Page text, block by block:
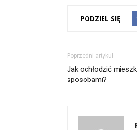
PODZIEL SIĘ
Poprzedni artykuł
Jak ochłodzić
sposobami?